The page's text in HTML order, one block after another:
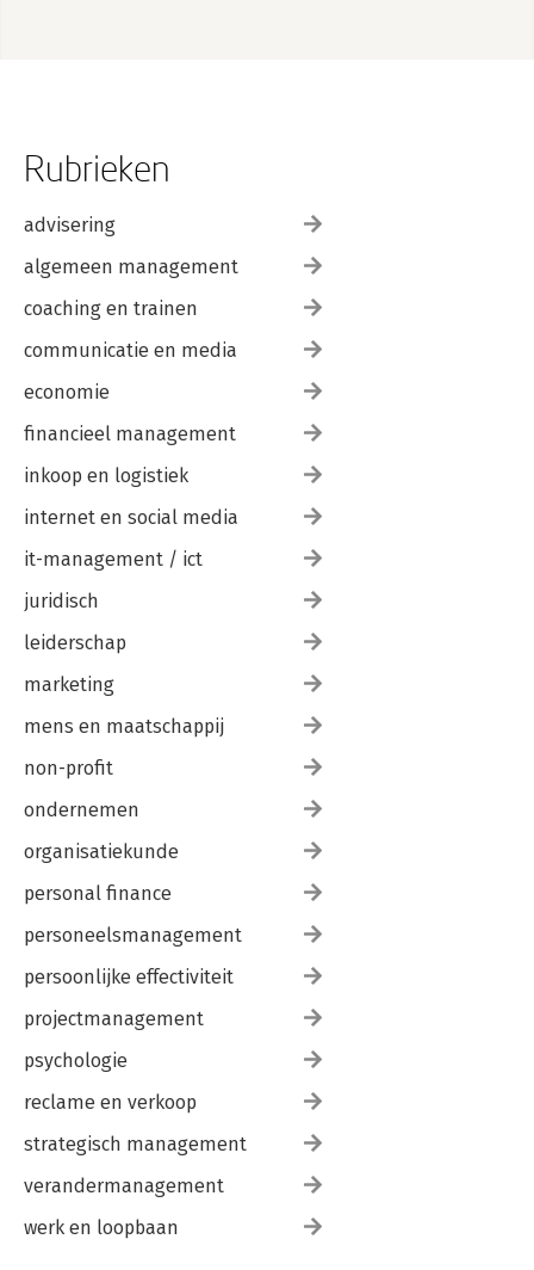
13. Curricula vitae van de auteurs 75
Rubrieken
advisering
algemeen management
coaching en trainen
communicatie en media
economie
financieel management
inkoop en logistiek
internet en social media
it-management / ict
juridisch
leiderschap
marketing
mens en maatschappij
non-profit
ondernemen
organisatiekunde
personal finance
personeelsmanagement
persoonlijke effectiviteit
projectmanagement
psychologie
reclame en verkoop
strategisch management
verandermanagement
werk en loopbaan